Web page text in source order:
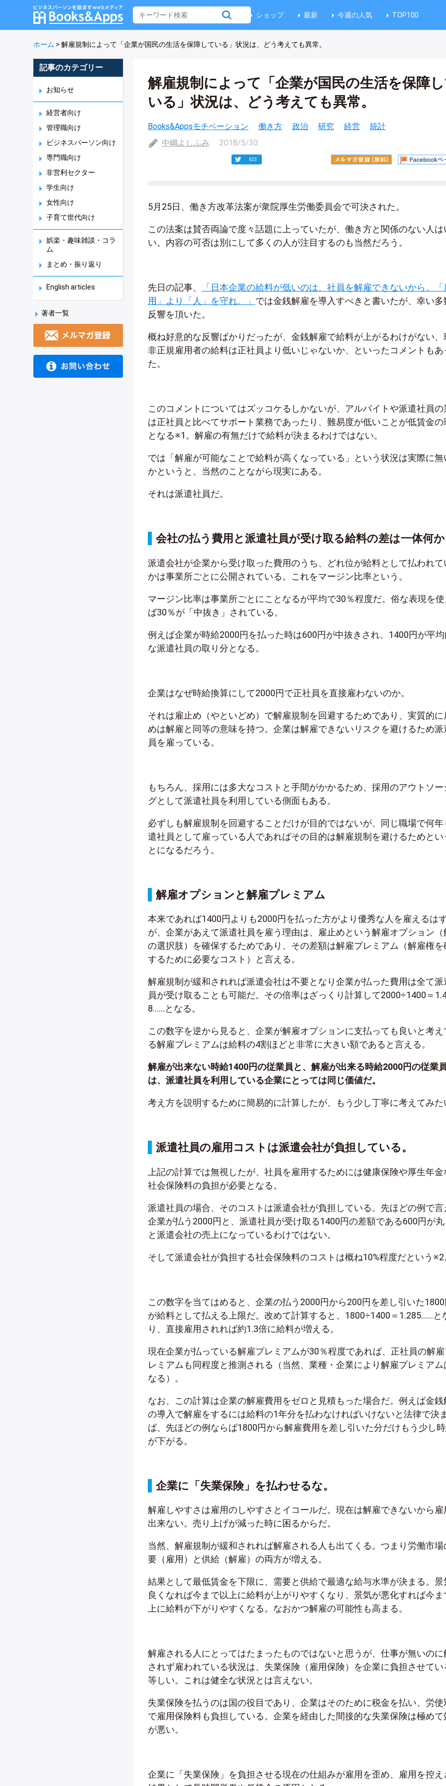
ショップ 最新 今週の人気 TOP100
ホーム > 解雇規制によって「企業が国民の生活を保障している」状況は、どう考えても異常。
記事のカテゴリー
お知らせ
経営者向け
管理職向け
ビジネスパーソン向け
専門職向け
非営利セクター
学生向け
女性向け
子育て世代向け
娯楽・趣味雑談・コラ
ム
まとめ・振り返り
English articles
著者一覧
解雇規制によって「企業が国民の生活を保障
いる」状況は、どう考えても異常。
Books&Appsモチベーション 働き方 政治 研究 経営
統計
中嶋よしふみ
2018/5/30
823
5月25日、働き方改革法案が衆院厚生労働委員会で可決された。
この法案は賛否両論で度々話題に上っていたが、働き方と関係のない人は
い。内容の可否は別にして多くの人が注目するのも当然だろう。
先日の記事、
「日本企業の給料が低いのは、社員を解雇できないから。「
用」より「人」を守れ。」 では金銭解雇を導入すべきと書いたが、幸い多
反響を頂いた。
概ね好意的な反響ばかりだったが、金銭解雇で給料が上がるわけがない、
非正規雇用者の給料は正社員より低いじゃないか、といったコメントもあ
た。
このコメントについてはズッコケるしかないが、アルバイトや派遣社員の
は正社員と比べてサポート業務であったり、難易度が低いことが低賃金の
となる※1。解雇の有無だけで給料が決まるわけではない。
では「解雇が可能なことで給料が高くなっている」という状況は実際に無
かというと、当然のことながら現実にある。
それは派遣社員だ。
会社の払う費用と派遣社員が受け取る給料の差は一体何か
派遣会社が企業から受け取った費用のうち、どれ位が給料として払われて
かは事業所ごとに公開されている。これをマージン比率という。
マージン比率は事業所ごとにことなるが平均で30％程度だ。俗な表現を使
ば30％が「中抜き」されている。
例えば企業が時給2000円を払った時は600円が中抜きされ、1400円が平均
な派遣社員の取り分となる。
企業はなぜ時給換算にして2000円で正社員を直接雇わないのか。
それは雇止め（やといどめ）で解雇規制を回避するためであり、実質的に
めは解雇と同等の意味を持つ。企業は解雇できないリスクを避けるため派
員を雇っている。
もちろん、採用には多大なコストと手間がかかるため、採用のアウトソー
グとして派遣社員を利用している側面もある。
必ずしも解雇規制を回避することだけが目的ではないが、同じ職場で何年
遣社員として雇っている人であればその目的は解雇規制を避けるためとい
とになるだろう。
解雇オプションと解雇プレミアム
本来であれば1400円よりも2000円を払った方がより優秀な人を雇えるは
が、企業があえて派遣社員を雇う理由は、雇止めという解雇オプション（
の選択肢）を確保するためであり、その差額は解雇プレミアム（解雇権を
するために必要なコスト）と言える。
解雇規制が緩和されれば派遣会社は不要となり企業が払った費用は全て派
員が受け取ることも可能だ。その倍率はざっくり計算して2000÷1400＝
8……となる。
この数字を逆から見ると、企業が解雇オプションに支払っても良いと考え
る解雇プレミアムは給料の4割ほどと非常に大きい額であると言える。
解雇が出来ない時給1400円の従業員と、解雇が出来る時給2000円の従業
は、派遣社員を利用している企業にとっては同じ価値だ。
考え方を説明するために簡易的に計算したが、もう少し丁寧に考えてみた
派遣社員の雇用コストは派遣会社が負担している。
上記の計算では無視したが、社員を雇用するためには健康保険や厚生年金
社会保険料の負担が必要となる。
派遣社員の場合、そのコストは派遣会社が負担している。先ほどの例で言
企業が払う2000円と、派遣社員が受け取る1400円の差額である600円が
と派遣会社の売上になっているわけではない。
そして派遣会社が負担する社会保険料のコストは概ね10%程度だという※2
この数字を当てはめると、企業の払う2000円から200円を差し引いた1800
が給料として払える上限だ。改めて計算すると、1800÷1400＝1.285……と
り、直接雇用されれば約1.3倍に給料が増える。
現在企業が払っている解雇プレミアムが30％程度であれば、正社員の解
レミアムも同程度と推測される（当然、業種・企業により解雇プレミアム
なる）。
なお、この計算は企業の解雇費用をゼロと見積もった場合だ。例えば金銭
の導入で解雇をするには給料の1年分を払わなければいけないと法律で決
ば、先ほどの例ならば1800円から解雇費用を差し引いた分だけもう少し
が下がる。
企業に「失業保険」を払わせるな。
解雇しやすさは雇用のしやすさとイコールだ。現在は解雇できないから雇
出来ない。売り上げが減った時に困るからだ。
当然、解雇規制が緩和されれば解雇される人も出てくる。つまり労働市場
要（雇用）と供給（解雇）の両方が増える。
結果として最低賃金を下限に、需要と供給で最適な給与水準が決まる。景
良くなれば今まで以上に給料が上がりやすくなり、景気が悪化すれば今ま
上に給料が下がりやすくなる。なおかつ解雇の可能性も高まる。
解雇される人にとってはたまったものではないと思うが、仕事が無いのに
されず雇われている状況は、失業保険（雇用保険）を企業に負担させてい
等しい。これは健全な状況とは言えない。
失業保険を払うのは国の役目であり、企業はそのために税金を払い、労使
で雇用保険料も負担している。企業を経由した間接的な失業保険は極めて
が悪い。
企業に「失業保険」を負担させる現在の仕組みが雇用を歪め、雇用を控え